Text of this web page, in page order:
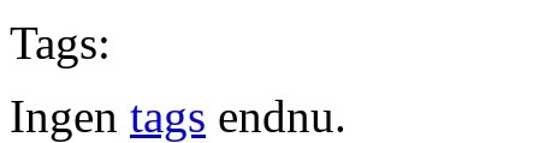
Tags:
Ingen tags endnu.